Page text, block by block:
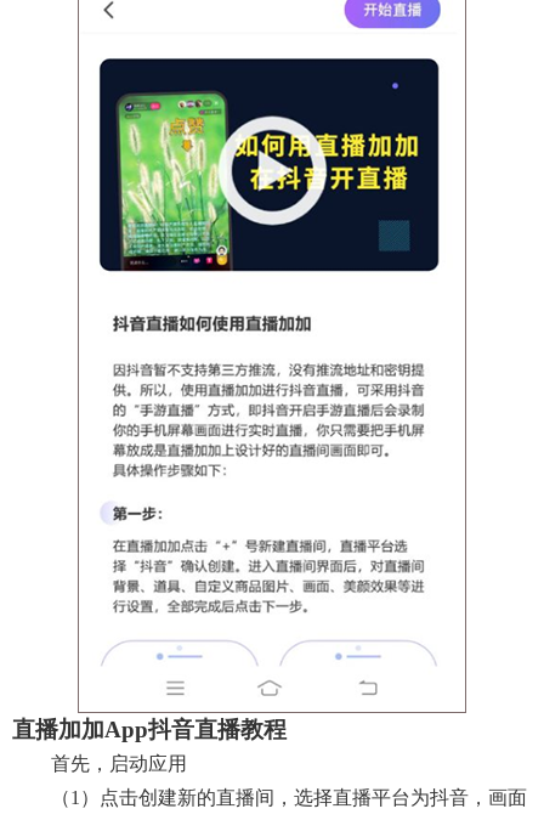
直播加加app抖音直播教程
首先，启动应用
（1）点击创建新的直播间，选择直播平台为抖音，画面